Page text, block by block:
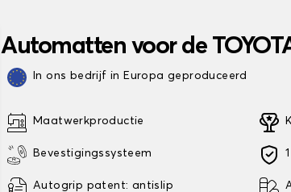
Automatten voor de
In ons bedrijf in Europa geproduceerd
Maatwerkproductie
Bevestigingssysteem
Autogrip patent: antislip